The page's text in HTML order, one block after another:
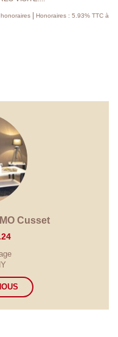
Honoraires : 5.93% TTC à
Cusset